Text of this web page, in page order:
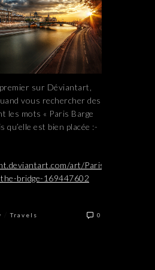
premier sur Déviantart,
vous rechercher des
les mots « Paris Barge
qu’elle est bien placée :-
art/Paris-
bridge-169447602
/Travels 0